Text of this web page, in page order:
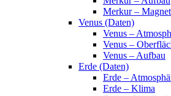
Merkur –
Venus (Daten)
Venus –
Venus –
Venus – Aufbau
Erde (Daten)
Erde –
Erde – Klima